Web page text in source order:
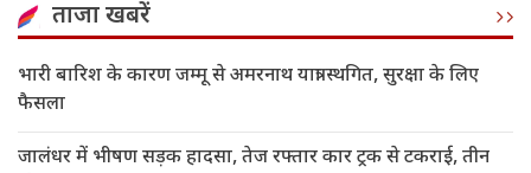
ताजा खबरें
भारी बारिश के कारण जम्मू से अमरनाथ यात्रा स्थगित, सुरक्षा के लिए
फैसला
जालंधर में भीषण सड़क हादसा, तेज रफ्तार कार ट्रक से टकराई, तीन